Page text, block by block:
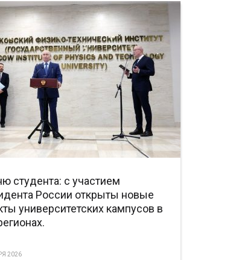
студента: с участием
России открыты новые
университетских кампусов в
2026